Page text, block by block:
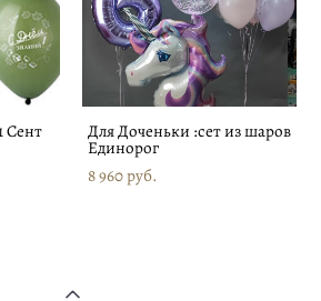
Сент Для Доченьки :сет из шаров
Единорог
8 960 pуб.